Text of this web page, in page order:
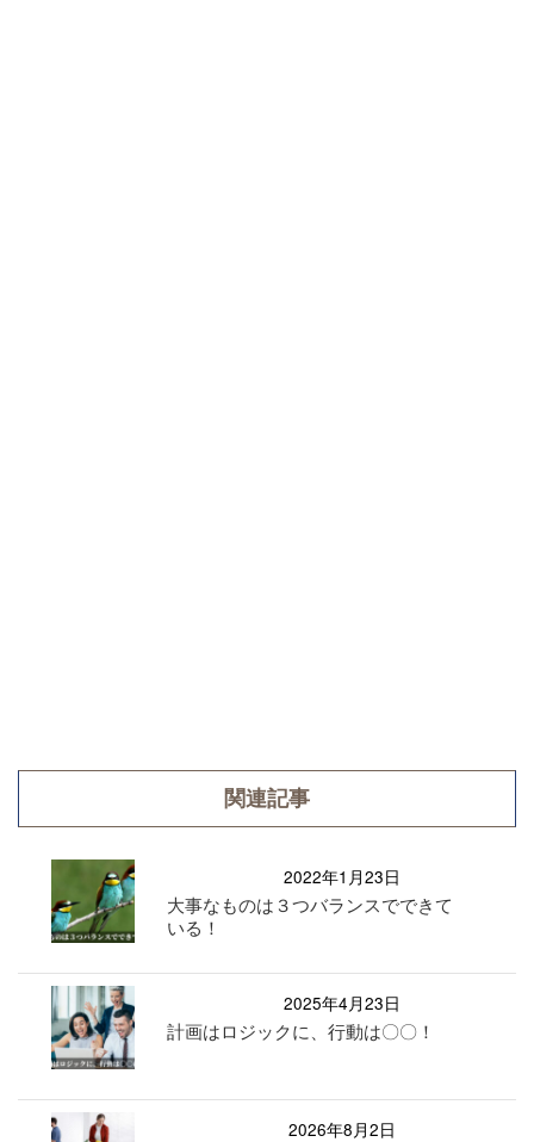
関連記事
2022年1月23日
大事なものは３つバランスでできて
いる！
2025年4月23日
計画はロジックに、行動は〇〇！
2026年8月2日